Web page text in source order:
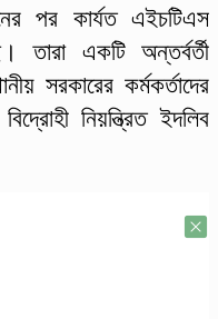
পর কার্যত এইচটিএস
তারা একটি অন্তর্বর্তী
সরকারের কর্মকর্তাদের
নিয়ন্ত্রিত ইদলিব